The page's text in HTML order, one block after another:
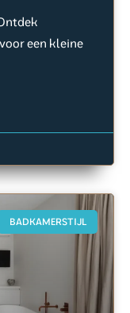
een kleine
BADKAMERSTIJL